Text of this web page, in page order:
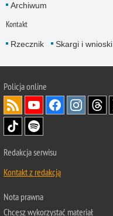
Archiwum
Kontakt
Rzecznik Skargi i wnioski
Policjaonline
Redakcja serwisu
Kontakt z redakcją
Nota prawna
Chcesz wykorzystać materiał